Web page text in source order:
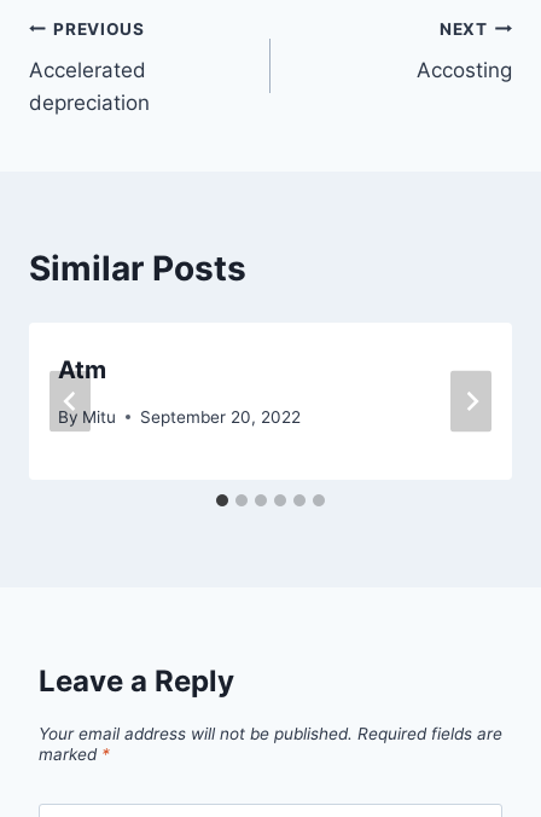
Post
navigation
PREVIOUS
Accelerated
depreciation
NEXT
Accosting
Similar Posts
Atm
By Mitu September 20, 2022
Leave a Reply
Your email address will not be published. Required fields are
marked *